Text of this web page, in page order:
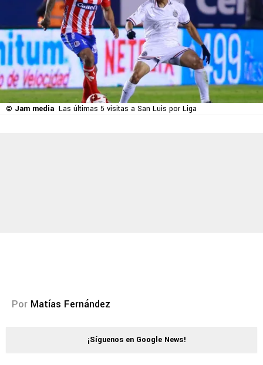
© Jam media Las últimas 5 visitas a San Luis por Liga
Por Matías Fernández
¡Síguenos en Google News!